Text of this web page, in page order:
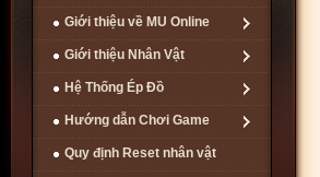
Giới thiệu về MU Online
Giới thiệu Nhân Vật
Hệ Thống Ép Đồ
Hướng dẫn Chơi Game
Quy định Reset nhân vật